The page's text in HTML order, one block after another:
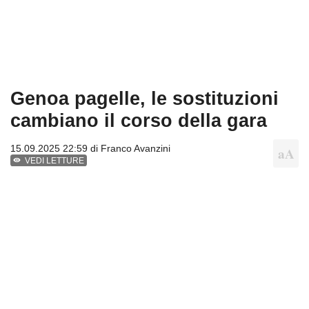
Genoa pagelle, le sostituzioni
cambiano il corso della gara
15.09.2025 22:59 di Franco Avanzini
VEDI LETTURE